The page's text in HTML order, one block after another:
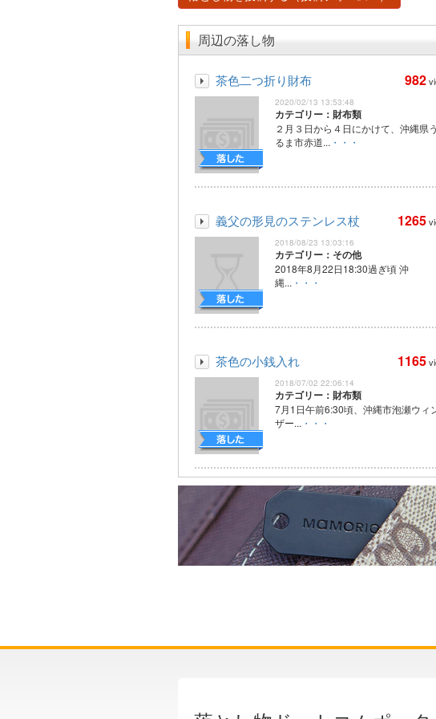
周辺の落し物
茶色二つ折り財布 982
2020/02/13 13:53:48
カテゴリー：財布類
２月３日から４日にかけて、沖縄県う
るま市赤道... ・・・
義父の形見のステンレス杖 1265
2018/08/23 13:03:16
カテゴリー：その他
2018年8月22日18:30過ぎ頃 沖
縄... ・・・
茶色の小銭入れ 1165
2018/07/02 22:06:14
カテゴリー：財布類
7月1日午前6:30頃、沖縄市泡瀬ウィ
ザー... ・・・